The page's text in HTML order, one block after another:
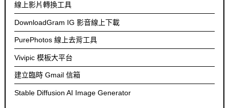
線上影片轉換工具
DownloadGram IG 影音線上下載
PurePhotos 線上去背工具
Vivipic 模板大平台
建立臨時 Gmail 信箱
Stable Diffusion AI Image Generator